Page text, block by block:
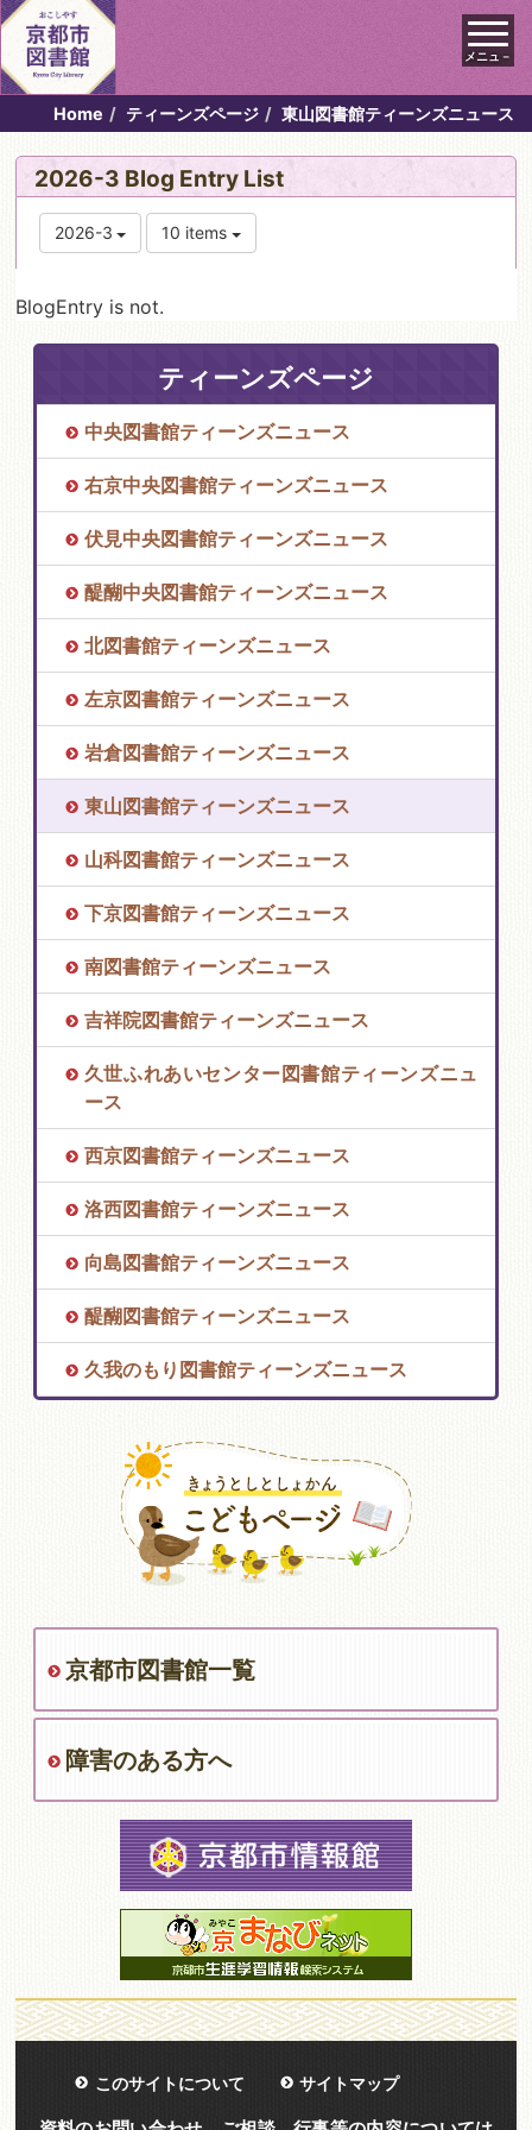
メニュ－
Home ティーンズページ 東山図書館ティーンズニュース
2026-3 Blog Entry List
2026-3 10 items
BlogEntry is not.
ティーンズページ
中央図書館ティーンズニュース
右京中央図書館ティーンズニュース
伏見中央図書館ティーンズニュース
醍醐中央図書館ティーンズニュース
北図書館ティーンズニュース
左京図書館ティーンズニュース
岩倉図書館ティーンズニュース
東山図書館ティーンズニュース
山科図書館ティーンズニュース
下京図書館ティーンズニュース
南図書館ティーンズニュース
吉祥院図書館ティーンズニュース
久世ふれあいセンター図書館ティーンズニュ
ース
西京図書館ティーンズニュース
洛西図書館ティーンズニュース
向島図書館ティーンズニュース
醍醐図書館ティーンズニュース
久我のもり図書館ティーンズニュース
京都市図書館一覧
障害のある方へ
このサイトについて サイトマップ